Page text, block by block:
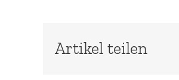
Artikel teilen